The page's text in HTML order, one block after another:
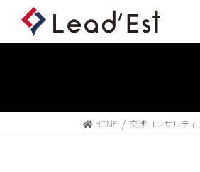
HOME 交渉コンサルティ